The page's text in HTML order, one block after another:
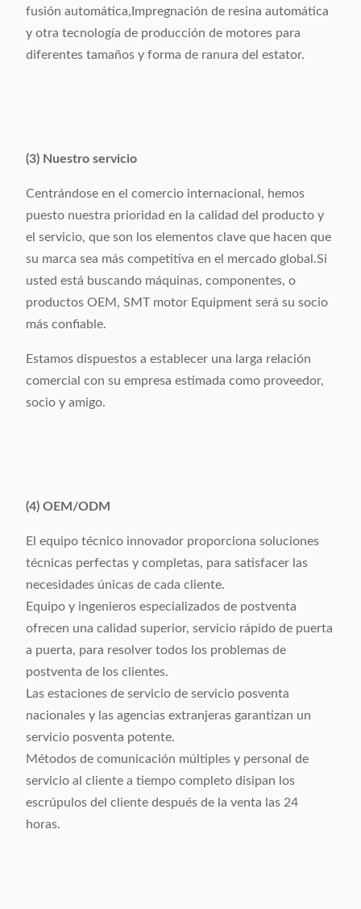
fusión automática,Impregnación de resina automática
y otra tecnología de producción de motores para
diferentes tamaños y forma de ranura del estator.
(3) Nuestro servicio
Centrándose en el comercio internacional, hemos
puesto nuestra prioridad en la calidad del producto y
el servicio, que son los elementos clave que hacen que
su marca sea más competitiva en el mercado global.Si
usted está buscando máquinas, componentes, o
productos OEM, SMT motor Equipment será su socio
más confiable.
Estamos dispuestos a establecer una larga relación
comercial con su empresa estimada como proveedor,
socio y amigo.
(4) OEM/ODM
El equipo técnico innovador proporciona soluciones
técnicas perfectas y completas, para satisfacer las
necesidades únicas de cada cliente.
Equipo y ingenieros especializados de postventa
ofrecen una calidad superior, servicio rápido de puerta
a puerta, para resolver todos los problemas de
postventa de los clientes.
Las estaciones de servicio de servicio posventa
nacionales y las agencias extranjeras garantizan un
servicio posventa potente.
Métodos de comunicación múltiples y personal de
servicio al cliente a tiempo completo disipan los
escrúpulos del cliente después de la venta las 24
horas.